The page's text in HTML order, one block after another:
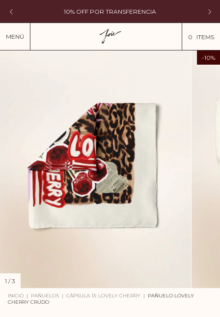
10% OFF POR TRANSFERENCIA
MENÚ 0 ITEMS
-10%
1 /3
INICIO | PAÑUELOS | CÁPSULA 13: LOVELY CHERRY |
PAÑUELO LOVELY
CHERRY CRUDO